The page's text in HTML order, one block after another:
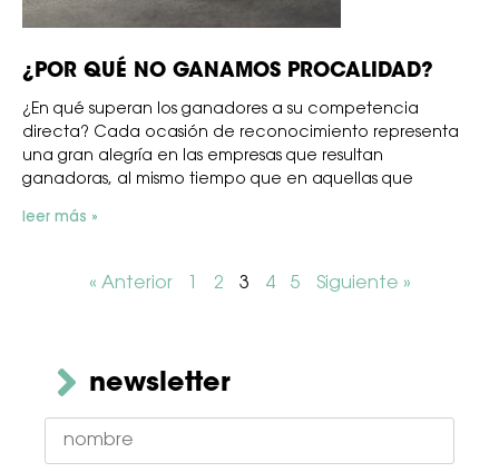
¿POR QUÉ NO GANAMOS PROCALIDAD?
¿En qué superan los ganadores a su competencia
directa? Cada ocasión de reconocimiento representa
una gran alegría en las empresas que resultan
ganadoras, al mismo tiempo que en aquellas que
leer más »
« Anterior 2 3 4 5 Siguiente »
newsletter